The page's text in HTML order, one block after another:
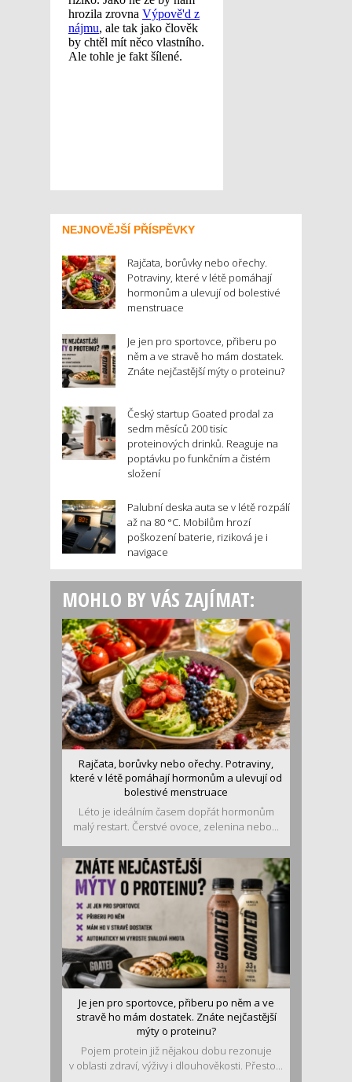
NEJNOVĚJŠÍ PŘÍSPĚVKY
Rajčata, borůvky nebo ořechy.
Potraviny, které v létě pomáhají
hormonům a ulevují od bolestivé
menstruace
Je jen pro sportovce, přiberu po
něm a ve stravě ho mám dostatek.
Znáte nejčastější mýty o proteinu?
Český startup Goated prodal za
sedm měsíců 200 tisíc
proteinových drinků. Reaguje na
poptávku po funkčním a čistém
složení
Palubní deska auta se v létě rozpálí
až na 80 °C. Mobilům hrozí
poškození baterie, riziková je i
navigace
MOHLO BY VÁS ZAJÍMAT:
Rajčata, borůvky nebo ořechy. Potraviny,
které v létě pomáhají hormonům a ulevují od
bolestivé menstruace
Léto je ideálním časem dopřát hormonům
malý restart. Čerstvé ovoce, zelenina nebo...
Je jen pro sportovce, přiberu po něm a ve
stravě ho mám dostatek. Znáte nejčastější
mýty o proteinu?
Pojem protein již nějakou dobu rezonuje
v oblasti zdraví, výživy i dlouhověkosti. Přesto...